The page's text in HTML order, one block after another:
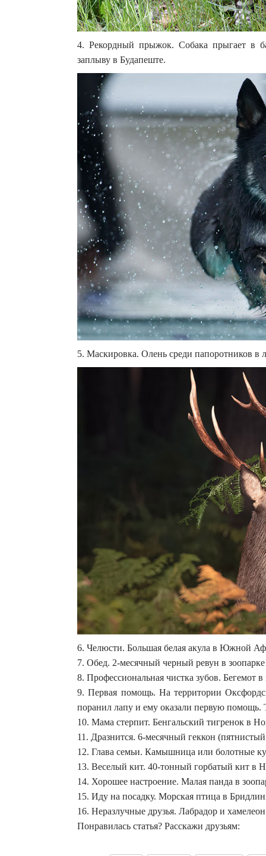
4. Рекордный прыжок. Собака прыгает в
заплыву в Будапеште.
5. Маскировка. Олень среди папоротников в
6. Челюсти. Большая белая акула в Южной
7. Обед. 2-месячный черный ревун в
8. Профессиональная чистка зубов. Бегемот
9. Первая помощь. На территории
поранил лапу и ему оказали первую помощь.
10. Мама стерпит. Бенгальский тигренок в
11. Дразнится. 6-месячный геккон
12. Глава семьи. Камышница или болотные
13. Веселый кит. 40-тонный горбатый кит в
14. Хорошее настроение. Малая панда в
15. Иду на посадку. Морская птица в
16. Неразлучные друзья. Лабрадор и
Понравилась статья? Расскажи друзьям: